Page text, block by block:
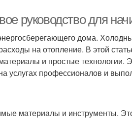
руководство для
дома.
на отопление. В этой
и простые технологии.
услугах профессионалов и
материалы и инструменты.